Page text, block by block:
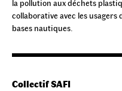
la pollution aux déchets
collaborative avec les
bases nautiques.
Collectif SAFI